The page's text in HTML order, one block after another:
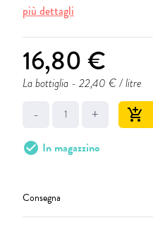
più dettagli
16,80 €
La bottiglia - 22,40 € / litre
- + add_shopping_cart
check_circle In magazzino
Consegna